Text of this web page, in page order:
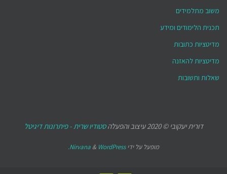
משוב מתלמידים
תכנית הלימודים ומידע
מדיטציות כתובות
מדיטציות להאזנה
שאלות ותשובות
דורית יעקובי © 2020 עיצוב והפעלה סטודיו שרית - פיתרונות דיגיטל
מופעל על ידי Nirvana & WordPress.